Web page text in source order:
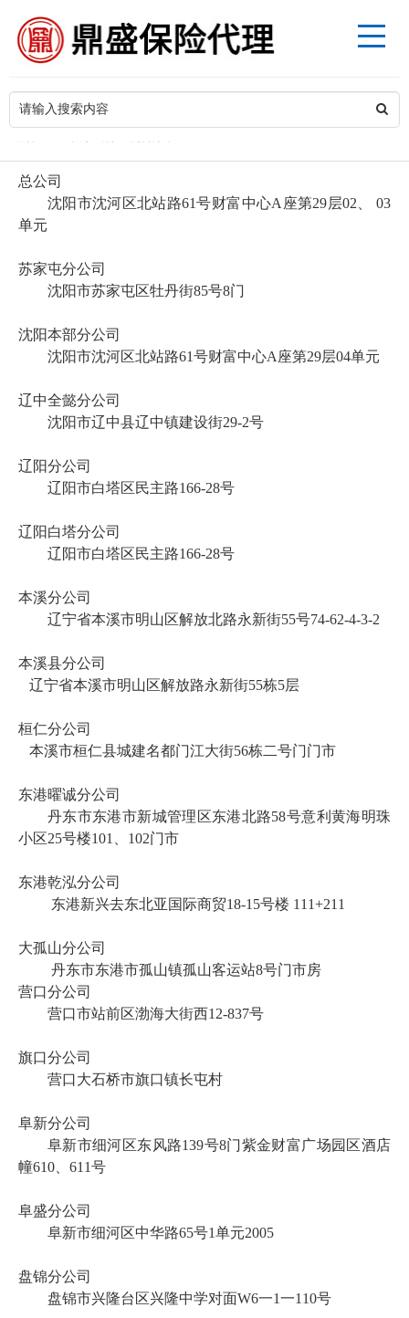
总公司
沈阳市沈河区北站路61号财富中心A座第29层02、 03
单元
苏家屯分公司
沈阳市苏家屯区牡丹街85号8门
沈阳本部分公司
沈阳市沈河区北站路61号财富中心A座第29层04单元
辽中全懿分公司
沈阳市辽中县辽中镇建设街29-2号
辽阳分公司
辽阳市白塔区民主路166-28号
辽阳白塔分公司
辽阳市白塔区民主路166-28号
本溪分公司
辽宁省本溪市明山区解放北路永新街55号74-62-4-3-2
本溪县分公司
辽宁省本溪市明山区解放路永新街55栋5层
桓仁分公司
本溪市桓仁县城建名都门江大街56栋二号门门市
东港曜诚分公司
丹东市东港市新城管理区东港北路58号意利黄海明珠
小区25号楼101、102门市
东港乾泓分公司
东港新兴去东北亚国际商贸18-15号楼 111+211
大孤山分公司
丹东市东港市孤山镇孤山客运站8号门市房
营口分公司
营口市站前区渤海大街西12-837号
旗口分公司
营口大石桥市旗口镇长屯村
阜新分公司
阜新市细河区东风路139号8门紫金财富广场园区酒店
幢610、611号
阜盛分公司
阜新市细河区中华路65号1单元2005
盘锦分公司
盘锦市兴隆台区兴隆中学对面W6一1一110号